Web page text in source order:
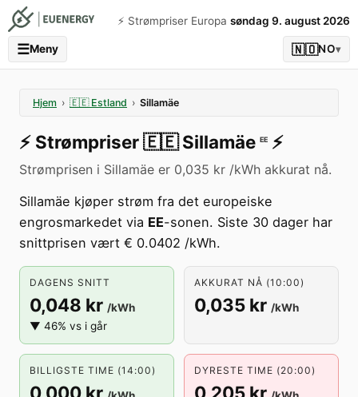
⚡️ Strømpriser Europa søndag 9. august 2026
☰Meny 🇳🇴NO▾
Hjem › 🇪🇪 Estland › Sillamäe
⚡️ Strømpriser🇪🇪 Sillamäe EE ⚡️
Strømprisen i Sillamäe er 0,035 kr /kWh akkurat nå.
Sillamäe kjøper strøm fra det europeiske
engrosmarkedet via EE-sonen. Siste 30 dager har
snittprisen vært € 0.0402 /kWh.
DAGENS SNITT
0,048 kr /kWh
▼ 46% vs i går
AKKURAT NÅ (10:00)
0,035 kr /kWh
BILLIGSTE TIME (14:00)
0,000 kr
DYRESTE TIME (20:00)
0,205 kr